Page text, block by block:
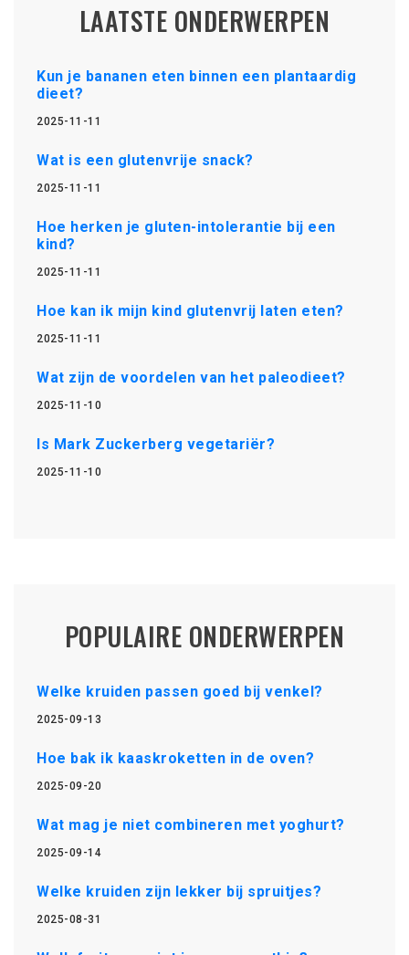
LAATSTE ONDERWERPEN
Kun je bananen eten binnen een plantaardig
dieet?
2025-11-11
Wat is een glutenvrije snack?
2025-11-11
Hoe herken je gluten-intolerantie bij een
kind?
2025-11-11
Hoe kan ik mijn kind glutenvrij laten eten?
2025-11-11
Wat zijn de voordelen van het paleodieet?
2025-11-10
Is Mark Zuckerberg vegetariër?
2025-11-10
POPULAIRE ONDERWERPEN
Welke kruiden passen goed bij venkel?
2025-09-13
Hoe bak ik kaaskroketten in de oven?
2025-09-20
Wat mag je niet combineren met yoghurt?
2025-09-14
Welke kruiden zijn lekker bij spruitjes?
2025-08-31